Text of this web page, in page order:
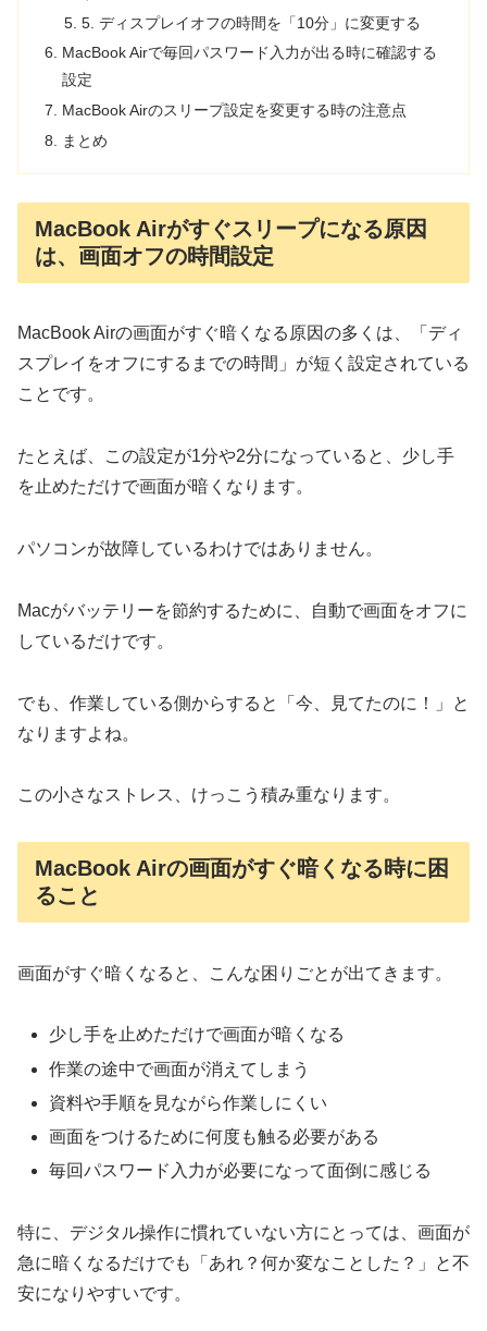
5. ディスプレイオフの時間を「10分」に変更する
MacBook Airで毎回パスワード入力が出る時に確認する
設定
MacBook Airのスリープ設定を変更する時の注意点
まとめ
MacBook Airがすぐスリープになる原因
は、画面オフの時間設定
MacBook Airの画面がすぐ暗くなる原因の多くは、「ディ
スプレイをオフにするまでの時間」が短く設定されている
ことです。
たとえば、この設定が1分や2分になっていると、少し手
を止めただけで画面が暗くなります。
パソコンが故障しているわけではありません。
Macがバッテリーを節約するために、自動で画面をオフに
しているだけです。
でも、作業している側からすると「今、見てたのに！」と
なりますよね。
この小さなストレス、けっこう積み重なります。
MacBook Airの画面がすぐ暗くなる時に困
ること
画面がすぐ暗くなると、こんな困りごとが出てきます。
少し手を止めただけで画面が暗くなる
作業の途中で画面が消えてしまう
資料や手順を見ながら作業しにくい
画面をつけるために何度も触る必要がある
毎回パスワード入力が必要になって面倒に感じる
特に、デジタル操作に慣れていない方にとっては、画面が
急に暗くなるだけでも「あれ？何か変なことした？」と不
安になりやすいです。